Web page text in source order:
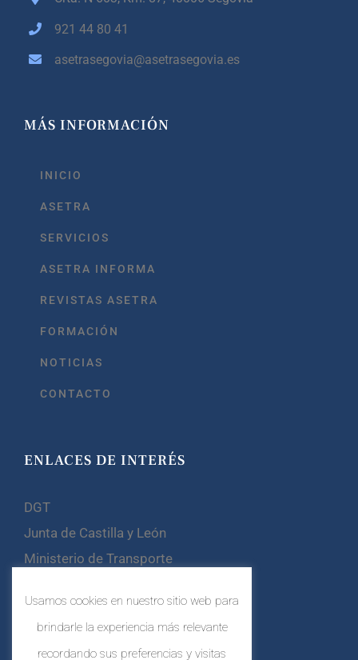
921 44 80 41
asetrasegovia@asetrasegovia.es
MÁS INFORMACIÓN
INICIO
ASETRA
SERVICIOS
ASETRA INFORMA
REVISTAS ASETRA
FORMACIÓN
NOTICIAS
CONTACTO
ENLACES DE INTERÉS
DGT
Junta de Castilla y León
Ministerio de Transporte
CETM
Usamos cookies en nuestro sitio web para
brindarle la experiencia más relevante
recordando sus preferencias y visitas